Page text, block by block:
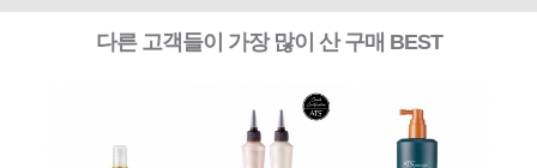
다른 고객들이 가장 많이 산 구매 BEST